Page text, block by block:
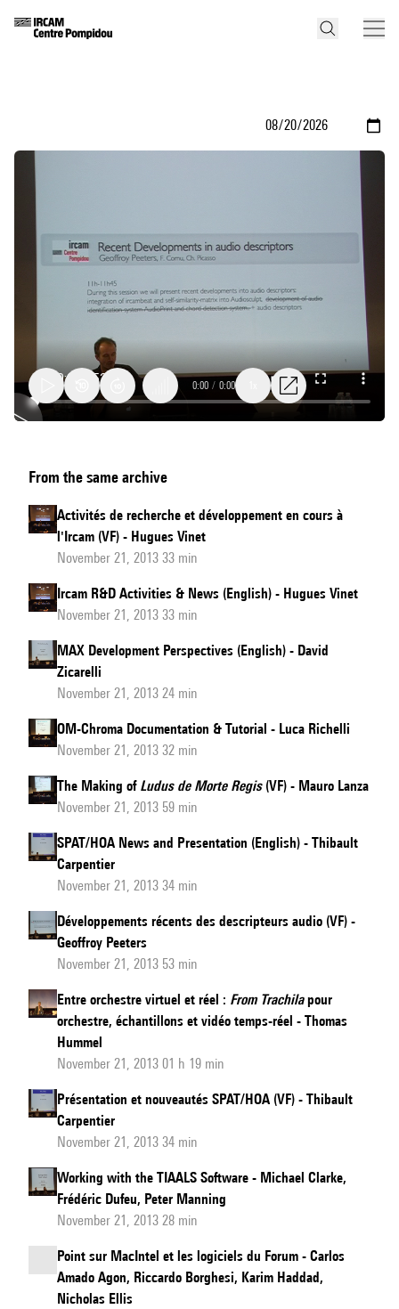
developments
in
audio
descriptors
(English)
0:00 / 0:00
From the same archive
Activités de recherche et développement en cours à
l'Ircam (VF) - Hugues Vinet
November 21, 2013 33 min
Ircam R&D Activities & News (English) - Hugues Vinet
November 21, 2013 33 min
MAX Development Perspectives (English) - David
Zicarelli
November 21, 2013 24 min
OM-Chroma Documentation & Tutorial - Luca Richelli
November 21, 2013 32 min
The Making of Ludus de Morte Regis(VF) - Mauro Lanza
November 21, 2013 59 min
SPAT/HOA News and Presentation (English) - Thibault
Carpentier
November 21, 2013 34 min
Développements récents des descripteurs audio (VF) -
Geoffroy Peeters
November 21, 2013 53 min
Entre orchestre virtuel et réel : From Trachilapour
orchestre, échantillons et vidéo temps-réel - Thomas
Hummel
November 21, 2013 01 h 19 min
Présentation et nouveautés SPAT/HOA (VF) - Thibault
Carpentier
November 21, 2013 34 min
Working with the TIAALS Software - Michael Clarke,
Frédéric Dufeu, Peter Manning
November 21, 2013 28 min
Point sur MacIntel et les logiciels du Forum - Carlos
Amado Agon, Riccardo Borghesi, Karim Haddad,
Nicholas Ellis